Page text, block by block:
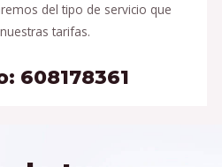
del tipo de servicio que
tarifas.
608178361